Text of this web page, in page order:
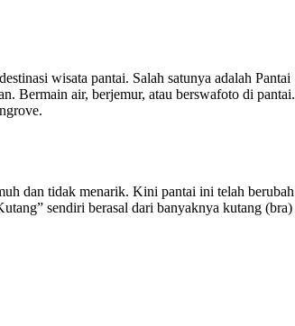
wisata pantai. Salah satunya adalah Pantai
Bermain air, berjemur, atau berswafoto di pantai.
dan tidak menarik. Kini pantai ini telah berubah
sendiri berasal dari banyaknya kutang (bra)